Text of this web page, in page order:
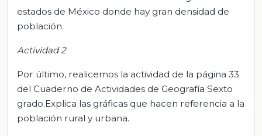
estados de México donde hay gran densidad de
población.
Actividad 2
Por último, realicemos la actividad de la página 33
del Cuaderno de Actividades de Geografía Sexto
grado.Explica las gráficas que hacen referencia a la
población rural y urbana.